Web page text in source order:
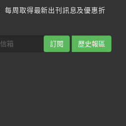
每周取得最新出刊訊息及優惠折
訂閱 歷史報區